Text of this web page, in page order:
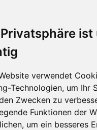
ist
verwendet
Technologien, um Ihr
Zwecken zu
Funktionen der
, um ein besseres